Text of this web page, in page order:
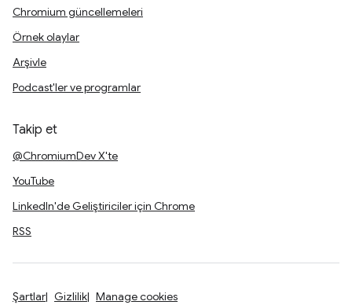
Chromium güncellemeleri
Örnek olaylar
Arşivle
Podcast'ler ve programlar
Takip et
@ChromiumDev X'te
YouTube
LinkedIn'de Geliştiriciler için Chrome
RSS
Şartlar Gizlilik Manage cookies